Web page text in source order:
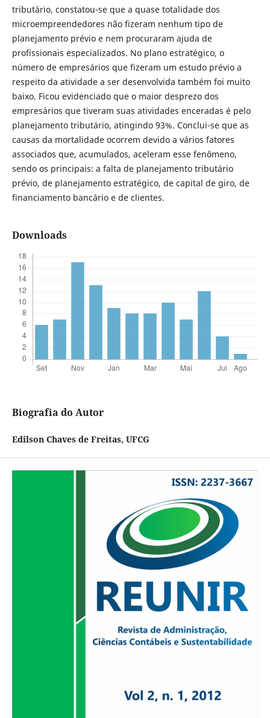
tributário, constatou-se que a quase totalidade dos
microempreendedores não fizeram nenhum tipo de
planejamento prévio e nem procuraram ajuda de
profissionais especializados. No plano estratégico, o
número de empresários que fizeram um estudo prévio a
respeito da atividade a ser desenvolvida também foi muito
baixo. Ficou evidenciado que o maior desprezo dos
empresários que tiveram suas atividades enceradas é pelo
planejamento tributário, atingindo 93%. Conclui-se que as
causas da mortalidade ocorrem devido a vários fatores
associados que, acumulados, aceleram esse fenômeno,
sendo os principais: a falta de planejamento tributário
prévio, de planejamento estratégico, de capital de giro, de
financiamento bancário e de clientes.
Downloads
Biografia do Autor
Edilson Chaves de Freitas, UFCG